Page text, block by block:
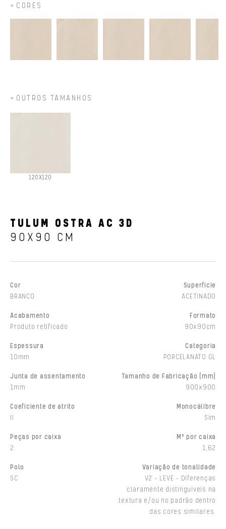
CORES
OUTROS TAMANHOS
120X120
TULUM OSTRA AC 3D
90X90 CM
Cor
BRANCO
Superfície
ACETINADO
Acabamento
Produto retificado
Formato
90x90cm
Espessura
10mm
Categoria
PORCELANATO GL
Junta de assentamento
1mm
Tamanho de Fabricação (mm)
900x900
Coeficiente de atrito
Monocálibre
Sim
Peças por caixa
2
M² por caixa
1,62
Polo
SC
Variação de tonalidade
V2 - LEVE - Diferenças
claramente distinguíveis na
textura e/ou no padrão dentro
das cores similares.